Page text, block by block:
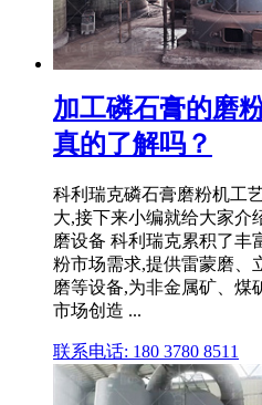
加工磷石膏的磨
真的了解吗？
科利瑞克磷石膏磨粉机工
大,接下来小编就给大家介
磨设备 科利瑞克累积了丰
粉市场需求,提供雷蒙磨、
磨等设备,为非金属矿、煤
市场创造 ...
联系电话: 180 3780 8511